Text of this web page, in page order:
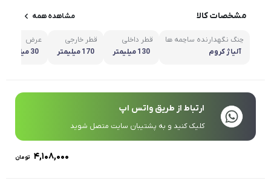
مشخصات کالا مشاهده همه
چنگ نگهدارنده ساچمه ها
آلیاژ کروم
قطر داخلی
130 میلیمتر
قطر خارجی
170 میلیمتر
عرض
30 میلیمتر
ارتباط از طریق واتس اپ
کلیک کنید و به پشتیبان سایت متصل شوید
۴,۱۰۸,۰۰۰ تومان